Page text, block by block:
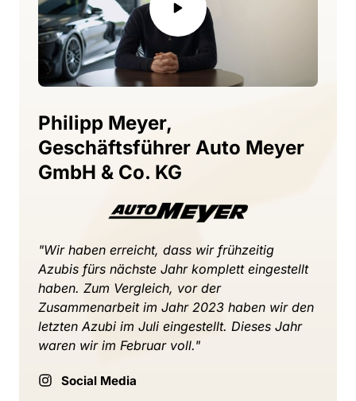
Philipp
Geschäftsführer Auto
GmbH & Co. KG
"Wir haben erreicht, dass wir
Azubis fürs nächste Jahr komplett
eingestellt
haben. Zum Vergleich, vor
der
Zusammenarbeit im Jahr 2023 haben wir
letzten Azubi im Juli eingestellt. Dieses
Jahr
waren wir im Februar voll."
Social Media